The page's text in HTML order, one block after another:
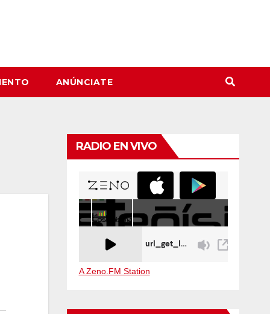
ANÚNCIATE
RADIO EN VIVO
A Zeno.FM Station